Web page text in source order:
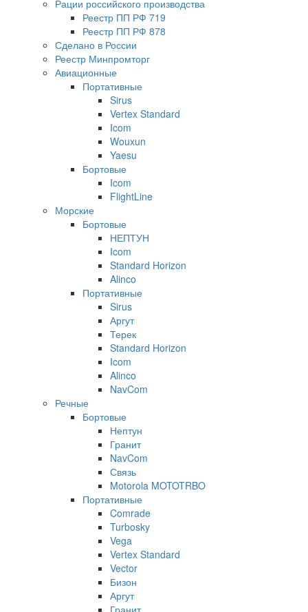
Рации российского производства
Реестр ПП РФ 719
Реестр ПП РФ 878
Сделано в России
Реестр Минпромторг
Авиационные
Портативные
Sirus
Vertex Standard
Icom
Wouxun
Yaesu
Бортовые
Icom
FlightLine
Морские
Бортовые
НЕПТУН
Icom
Standard Horizon
Alinco
Портативные
Sirus
Аргут
Терек
Standard Horizon
Icom
Alinco
NavCom
Речные
Бортовые
Нептун
Гранит
NavCom
Связь
Motorola MOTOTRBO
Портативные
Comrade
Turbosky
Vega
Vertex Standard
Vector
Бизон
Аргут
Гранит